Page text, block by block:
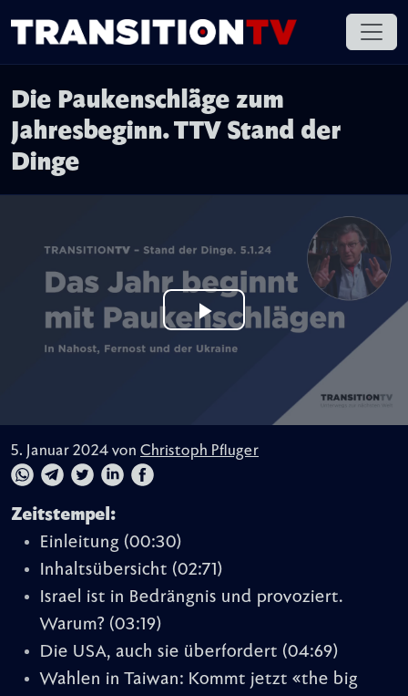
Die Paukenschläge zum
Jahresbeginn. TTV Stand der
Dinge
5. Januar 2024 von Christoph Pfluger
Zeitstempel:
Einleitung (00:30)
Inhaltsübersicht (02:71)
Israel ist in Bedrängnis und provoziert.
Warum? (03:19)
Die USA, auch sie überfordert (04:69)
Wahlen in Taiwan: Kommt jetzt «the big